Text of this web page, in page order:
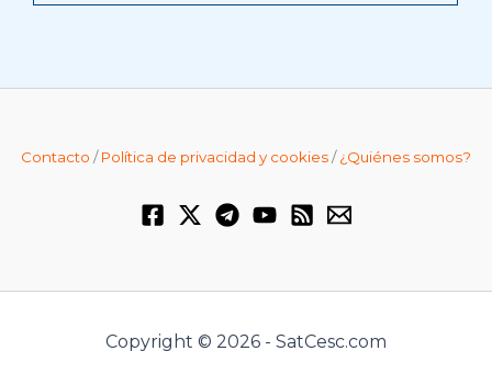
Contacto /Política de privacidad y cookies/¿Quiénes somos?
Copyright © 2026 - SatCesc.com